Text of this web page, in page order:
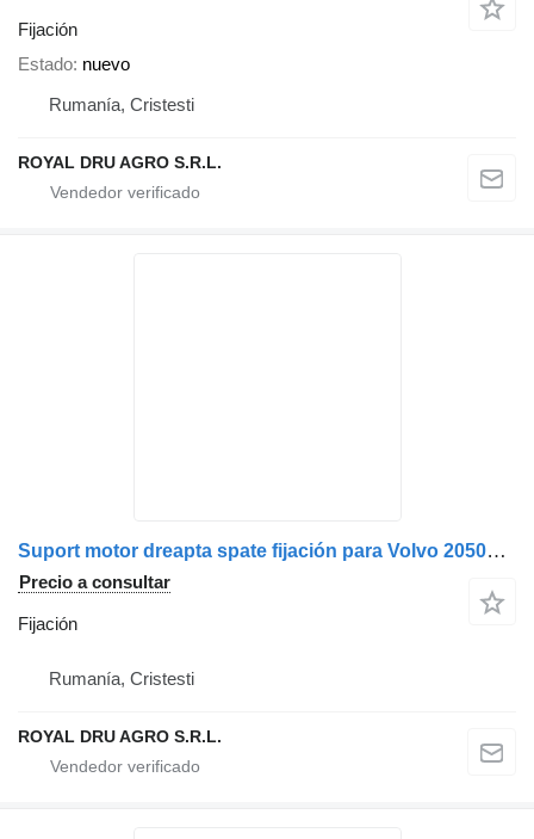
Fijación
Estado nuevo
Rumanía, Cristesti
ROYAL DRU AGRO S.R.L.
Suport motor dreapta spate fijación para Volvo 20505052 / 20812457 / 21176302 camión
Precio a consultar
Fijación
Rumanía, Cristesti
ROYAL DRU AGRO S.R.L.